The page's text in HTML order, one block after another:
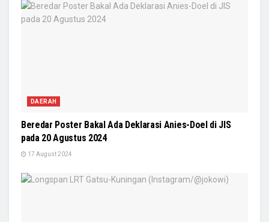
DAERAH
Beredar Poster Bakal Ada Deklarasi Anies-Doel di JIS
pada 20 Agustus 2024
17 August 2024